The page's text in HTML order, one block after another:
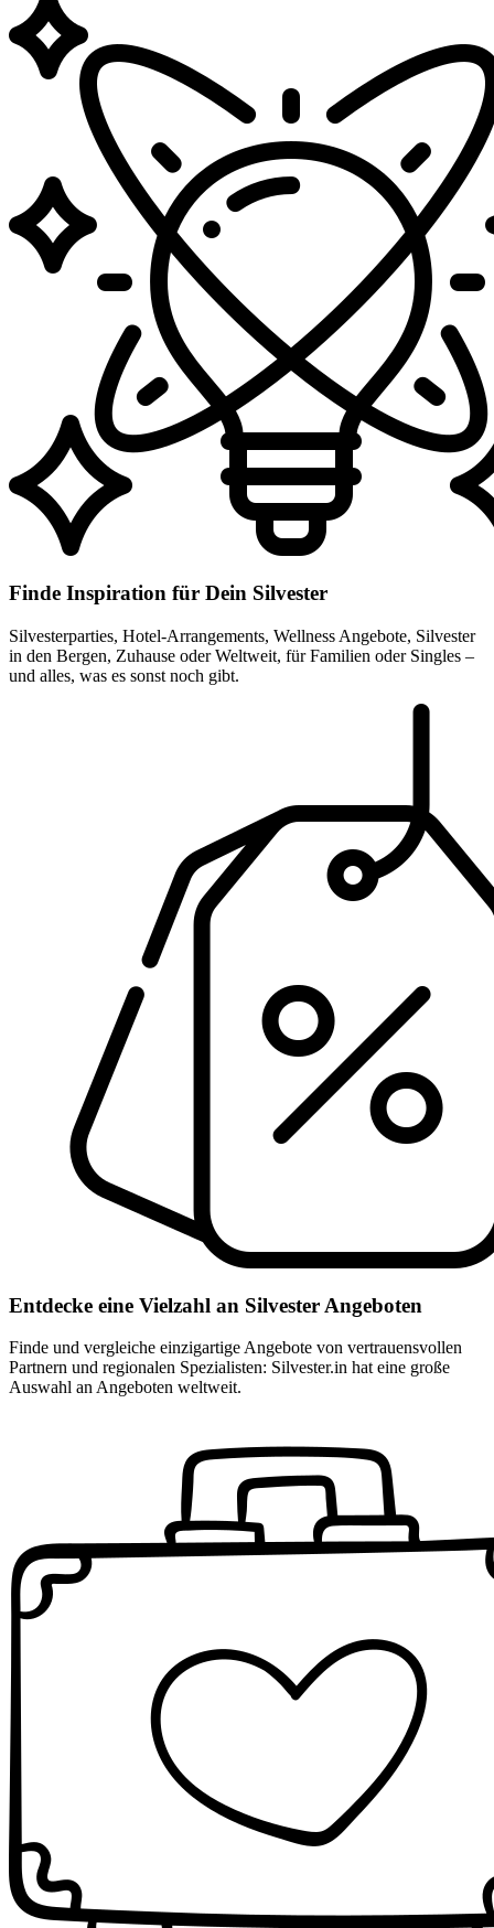
Finde Inspiration für Dein Silvester
Silvesterparties, Hotel-Arrangements, Wellness Angebote, Silvester
in den Bergen, Zuhause oder Weltweit, für Familien oder Singles –
und alles, was es sonst noch gibt.
Entdecke eine Vielzahl an Silvester Angeboten
Finde und vergleiche einzigartige Angebote von vertrauensvollen
Partnern und regionalen Spezialisten: Silvester.in hat eine große
Auswahl an Angeboten weltweit.